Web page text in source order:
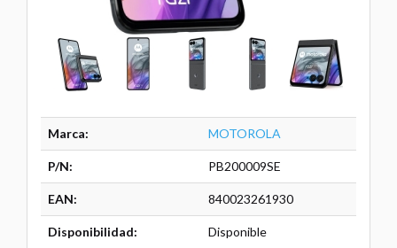
Marca: MOTOROLA
P/N: PB200009SE
EAN: 840023261930
Disponibilidad: Disponible